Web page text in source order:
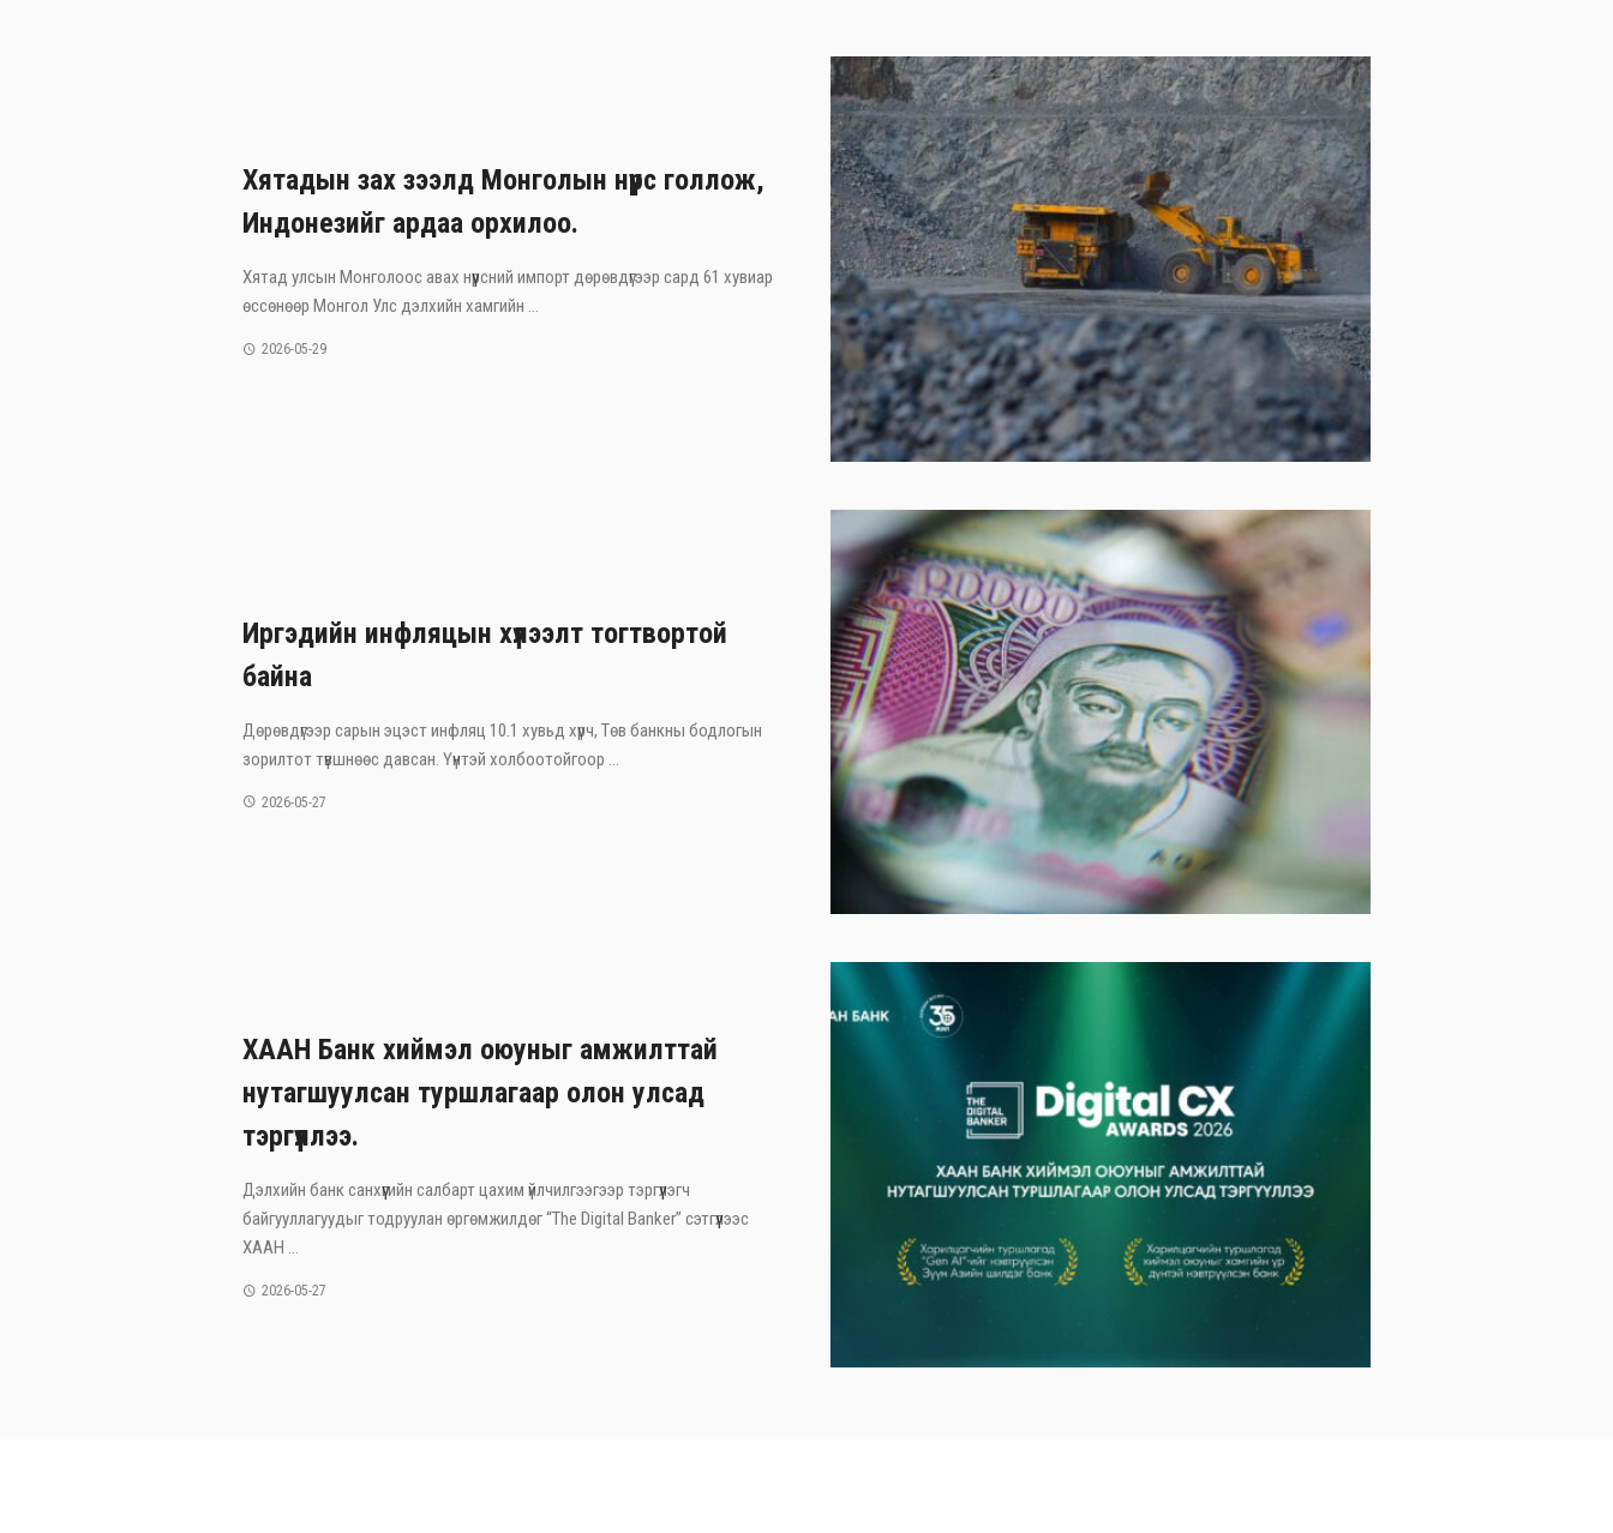
Хятадын зах зээлд Монголын нүүрс голлож,
Индонезийг ардаа орхилоо.
Хятад улсын Монголоос авах нүүрсний импорт дөрөвдүгээр сард 61 хувиар
өссөнөөр Монгол Улс дэлхийн хамгийн ...
2026-05-29
Иргэдийн инфляцын хүлээлт тогтвортой
байна
Дөрөвдүгээр сарын эцэст инфляц 10.1 хувьд хүрч, Төв банкны бодлогын
зорилтот түвшнөөс давсан. Үүнтэй холбоотойгоор ...
2026-05-27
ХААН Банк хиймэл оюуныг амжилттай
нутагшуулсан туршлагаар олон улсад
тэргүүллээ.
Дэлхийн банк санхүүгийн салбарт цахим үйлчилгээгээр тэргүүлэгч
байгууллагуудыг тодруулан өргөмжилдөг “The Digital Banker” сэтгүүлээс
ХААН ...
2026-05-27